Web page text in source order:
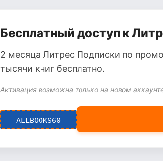
Бесплатный доступ к
2 месяца Литрес Подписки по
тысячи книг бесплатно.
Активация возможна только на новом
ALLBOOKS60